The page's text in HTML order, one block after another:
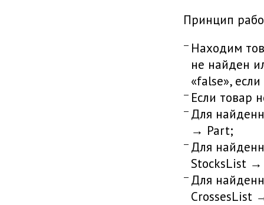
Принцип
Находим
не найден
«false»,
Если товар
Для
→ Part;
Для
StocksList →
Для
CrossesList